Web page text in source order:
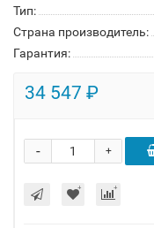
Тип:
Страна производитель:
Гарантия:
34 547 ₽
+
-